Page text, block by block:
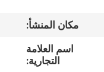
معلومات
مكان المنشأ:
اسم العلامة
التجارية: